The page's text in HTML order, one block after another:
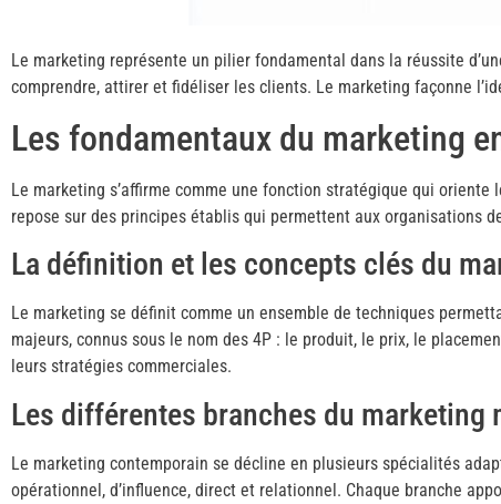
Le marketing représente un pilier fondamental dans la réussite
comprendre, attirer et fidéliser les clients. Le marketing façonne
Les fondamentaux du marketing
Le marketing s’affirme comme une fonction stratégique qui
repose sur des principes établis qui permettent aux organisations
La définition et les concepts clés du
Le marketing se définit comme un ensemble de techniques
majeurs, connus sous le nom des 4P : le produit, le prix, le
leurs stratégies commerciales.
Les différentes branches du marketing
Le marketing contemporain se décline en plusieurs spécialités
opérationnel, d’influence, direct et relationnel. Chaque branche